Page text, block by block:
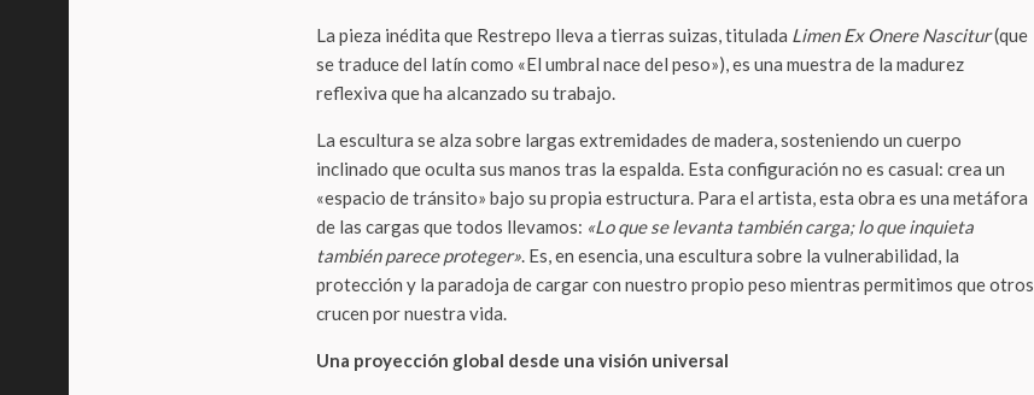
La pieza inédita que Restrepo lleva a tierras suizas, titulada Limen Ex Onere Nascitur(que
se traduce del latín como «El umbral nace del peso»), es una muestra de la madurez
reflexiva que ha alcanzado su trabajo.
La escultura se alza sobre largas extremidades de madera, sosteniendo un cuerpo
inclinado que oculta sus manos tras la espalda. Esta configuración no es casual: crea un
«espacio de tránsito» bajo su propia estructura. Para el artista, esta obra es una metáfora
de las cargas que todos llevamos: «Lo que se levanta también carga; lo que inquieta
también parece proteger». Es, en esencia, una escultura sobre la vulnerabilidad, la
protección y la paradoja de cargar con nuestro propio peso mientras permitimos que otros
crucen por nuestra vida.
Una proyección global desde una visión universal